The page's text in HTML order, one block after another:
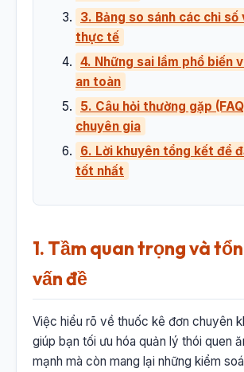
3. Bảng so sánh các chỉ số
thực tế
4. Những sai lầm phổ biến
an toàn
5. Câu hỏi thường gặp
chuyên gia
6. Lời khuyên tổng kết để
tốt nhất
1. Tầm quan trọng và
vấn đề
Việc hiểu rõ về thuốc kê đơn chuyên
giúp bạn tối ưu hóa quản lý thói quen
mạnh mà còn mang lại những kiểm